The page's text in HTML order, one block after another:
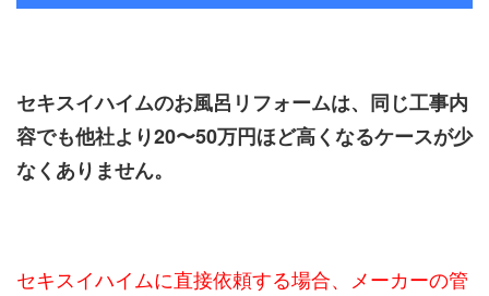
セキスイハイムのお風呂リフォームは、同じ工事内
容でも他社より20〜50万円ほど高くなるケースが少
なくありません。
セキスイハイムに直接依頼する場合、メーカーの管